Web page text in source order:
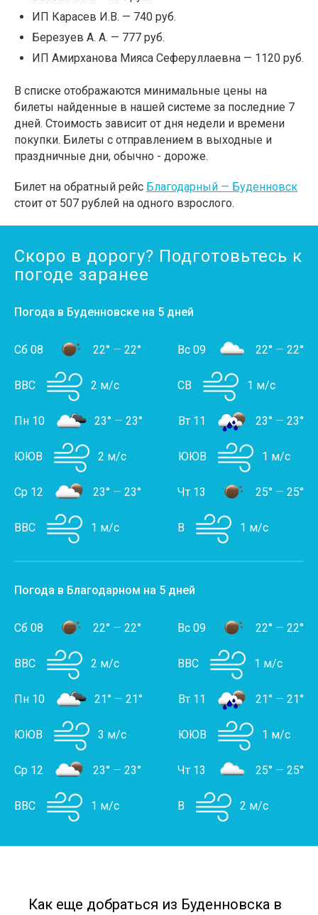
ИП Карасев И.В. — 740 руб.
Березуев А. А. — 777 руб.
ИП Амирханова Мияса Сеферуллаевна — 1120 руб.
В списке отображаются минимальные цены на
билеты найденные в нашей системе за последние 7
дней. Стоимость зависит от дня недели и времени
покупки. Билеты с отправлением в выходные и
праздничные дни, обычно - дороже.
Билет на обратный рейс Благодарный — Буденновск
стоит от 507 рублей на одного взрослого.
Скоро в дорогу? Подготовьтесь к
погоде заранее
Погода в Буденновске на 5 дней
Сб 08 22° — 22°
ВВС 2 м/с
Вс 09 22° — 22°
СВ 1 м/с
Пн 10 23° — 23°
ЮЮВ 2 м/с
Вт 11 23° — 23°
ЮЮВ 1 м/с
Ср 12 23° — 23°
ВВС 1 м/с
Чт 13 25° — 25°
В 1 м/с
Погода в Благодарном на 5 дней
Сб 08 22° — 22°
ВВС 2 м/с
Вс 09 22° — 22°
ВВС 1 м/с
Пн 10 21° — 21°
ЮЮВ 3 м/с
Вт 11 21° — 21°
ЮЮВ 1 м/с
Ср 12 23° — 23°
ВВС 1 м/с
Чт 13 25° — 25°
В 2 м/с
Как еще добраться из Буденновска в